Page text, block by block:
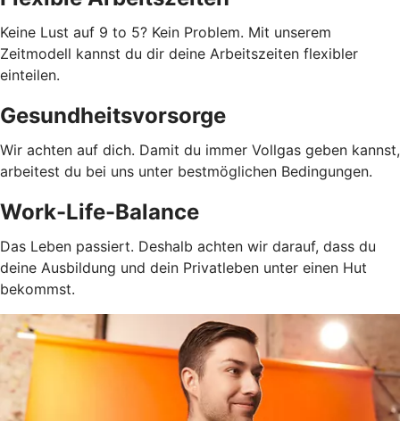
Keine Lust auf 9 to 5? Kein Problem. Mit unserem
Zeitmodell kannst du dir deine Arbeitszeiten flexibler
einteilen.
Gesundheitsvorsorge
Wir achten auf dich. Damit du immer Vollgas geben kannst,
arbeitest du bei uns unter bestmöglichen Bedingungen.
Work-Life-Balance
Das Leben passiert. Deshalb achten wir darauf, dass du
deine Ausbildung und dein Privatleben unter einen Hut
bekommst.